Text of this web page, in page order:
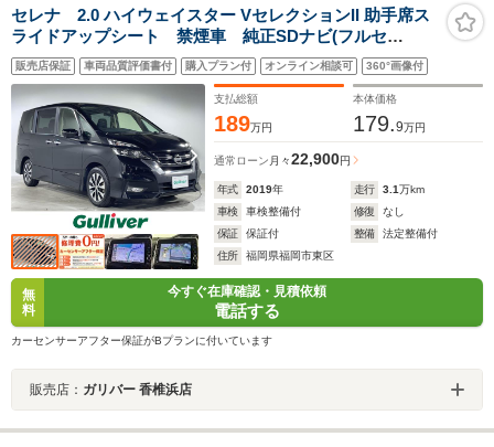
ォグライト スマート
キー
AC100V レーダーク
ルーズコントロール
LEDヘッドライト ハ
ーフレザーシート
ーズコントロ
ルセグTV
セレナ 2.0 ハイウェイスター VセレクションII 助手席ス
ライドアップシート 禁煙車 純正SDナビ(フルセ
グ/BT/DVD) 全方位モニター 後席モニター 両側電動
プロパイロット 衝突軽減ブレーキ デジタルインナーミ
ラー LEDライト 前方ドラレコ コーナーセンサー
ETC
販売店保証 車両品質評価書付 購入プラン付 オンライン相談可 360°画像付
支払総額
189万円
本体価格
179.9万円
通常ローン 月々22,900円
年式 2019年 走行 3.1万km
車検
車検整備付 修復
なし
保証
保証付 整備
法定整備付
住所
福岡県福岡市東区
無
料
今すぐ在庫確認・見積依頼
電話する
カーセンサーアフター保証がBプランに付いています
販売店： ガリバー 香椎浜店